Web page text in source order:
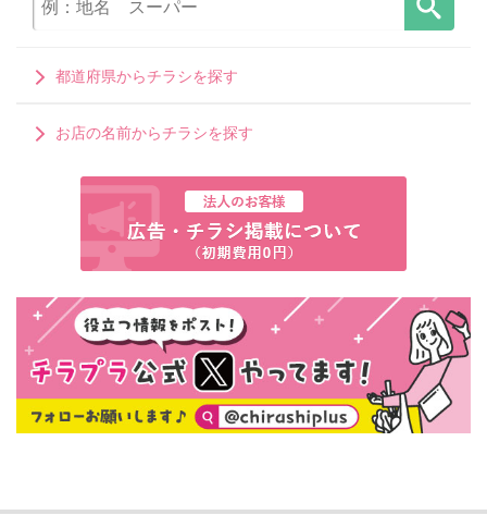
都道府県からチラシを探す
お店の名前からチラシを探す